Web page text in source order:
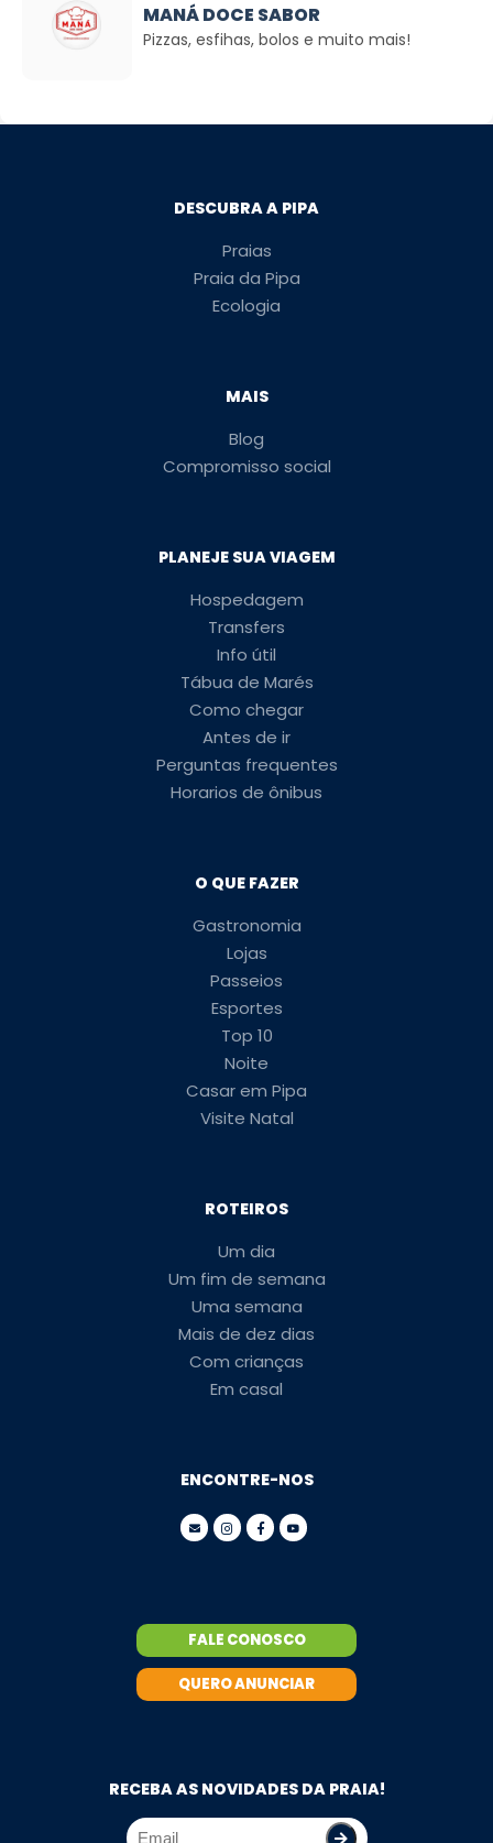
MANÁ DOCE SABOR
Pizzas, esfihas, bolos e muito mais!
DESCUBRA A PIPA
Praias
Praia da Pipa
Ecologia
MAIS
Blog
Compromisso social
PLANEJE SUA VIAGEM
Hospedagem
Transfers
Info útil
Tábua de Marés
Como chegar
Antes de ir
Perguntas frequentes
Horarios de ônibus
O QUE FAZER
Gastronomia
Lojas
Passeios
Esportes
Top 10
Noite
Casar em Pipa
Visite Natal
ROTEIROS
Um dia
Um fim de semana
Uma semana
Mais de dez dias
Com crianças
Em casal
ENCONTRE-NOS
FALE CONOSCO
QUERO ANUNCIAR
RECEBA AS NOVIDADES DA PRAIA!